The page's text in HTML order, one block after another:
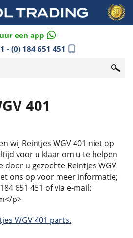
een app
- (0) 184 651 451
401
wij Reintjes WGV 401 niet op
voor u klaar om u te helpen
door u gezochte Reintjes WGV
ons op voor meer informatie;
651 451 of via e-mail:
p>
WGV 401 parts.